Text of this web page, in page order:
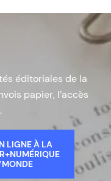
éditoriales de la
papier, l’accès
LIGNE À LA